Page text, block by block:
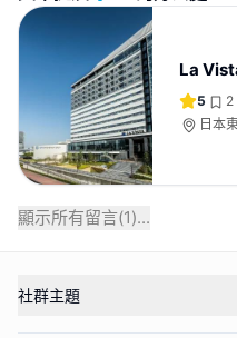
La
5 2
日本
顯示所有留言(1)...
社群主題